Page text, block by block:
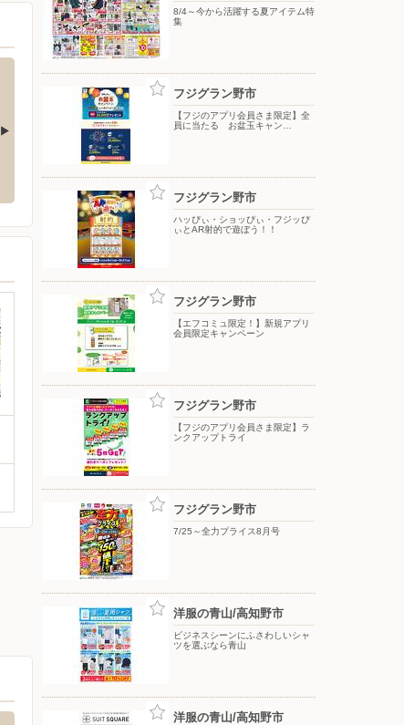
ジッぴ
【フジのアプリ会員さま限定】ラ
8/4～今から活躍する夏アイテム特
集
フジグラン野市
【フジのアプリ会員さま限定】全
員に当たる お盆玉キャン…
フジグラン野市
ハッぴぃ・ショッぴぃ・フジッぴ
ぃとAR射的で遊ぼう！！
フジグラン野市
【エフコミュ限定！】新規アプリ
会員限定キャンペーン
フジグラン野市
【フジのアプリ会員さま限定】ラ
ンクアップトライ
フジグラン野市
7/25～全力プライス8月号
洋服の青山/高知野市
ビジネスシーンにふさわしいシャ
ツを選ぶなら青山
洋服の青山/高知野市